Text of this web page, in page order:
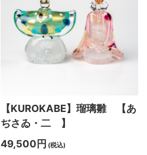
【KUROKABE】瑠璃雛 【あ
ぢさゐ・二 】
49,500円 (税込)